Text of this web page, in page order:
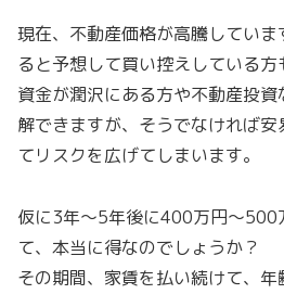
現在、不動産価格が高騰してい
ると予想して買い控えしている方
資金が潤沢にある方や不動産投
解できますが、そうでなければ
てリスクを広げてしまいます。
仮に3年〜5年後に400万円〜500
て、本当に得なのでしょうか？
その期間、家賃を払い続けて、年